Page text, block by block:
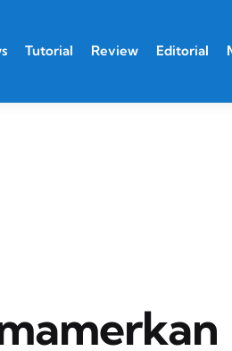
Tutorial Review Editorial